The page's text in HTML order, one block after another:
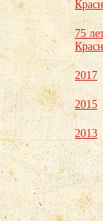
75
2017
2015
2013